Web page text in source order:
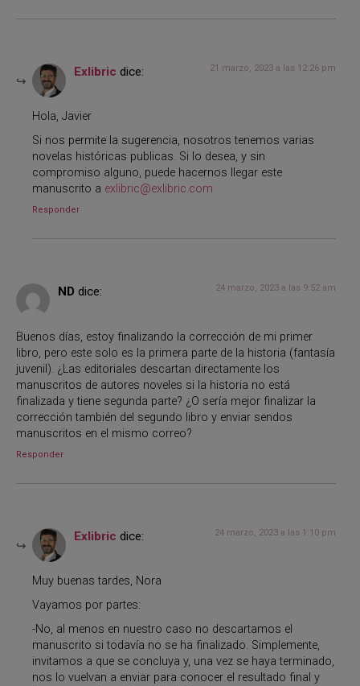
Exlibric dice: 21 marzo, 2023 a las 12:26 pm
Hola, Javier
Si nos permite la sugerencia, nosotros tenemos varias
novelas históricas publicas. Si lo desea, y sin
compromiso alguno, puede hacernos llegar este
manuscrito a exlibric@exlibric.com
Responder
ND dice: 24 marzo, 2023 a las 9:52 am
Buenos días, estoy finalizando la corrección de mi primer
libro, pero este solo es la primera parte de la historia (fantasía
juvenil). ¿Las editoriales descartan directamente los
manuscritos de autores noveles si la historia no está
finalizada y tiene segunda parte? ¿O sería mejor finalizar la
corrección también del segundo libro y enviar sendos
manuscritos en el mismo correo?
Responder
Exlibric dice: 24 marzo, 2023 a las 1:10 pm
Muy buenas tardes, Nora
Vayamos por partes:
-No, al menos en nuestro caso no descartamos el
manuscrito si todavía no se ha finalizado. Simplemente,
invitamos a que se concluya y, una vez se haya terminado,
nos lo vuelvan a enviar para conocer el resultado final y